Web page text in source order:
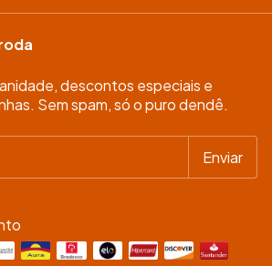
descontos especiais e
Sem spam, só o puro dendê.